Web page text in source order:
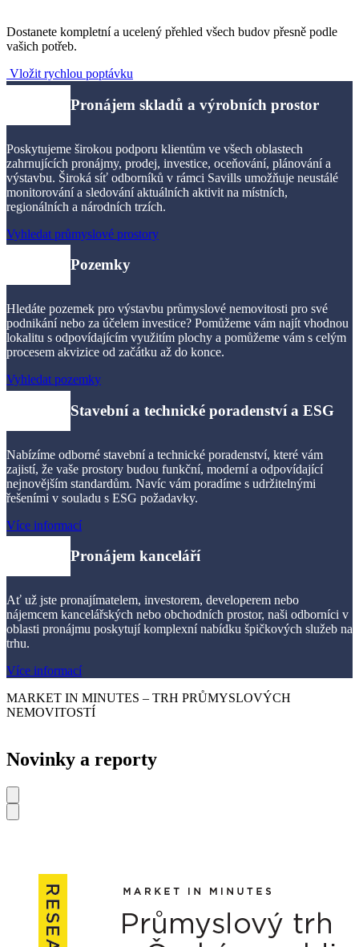
Dostanete kompletní a ucelený přehled všech budov přesně podle
vašich potřeb.
Vložit rychlou poptávku
Pronájem skladů a výrobních prostor​
Poskytujeme širokou podporu klientům ve všech oblastech
zahrnujících pronájmy, prodej, investice, oceňování, plánování a
výstavbu. Široká síť odborníků v rámci Savills umožňuje neustálé
monitorování a sledování aktuálních aktivit na místních,
regionálních a národních trzích.
Vyhledat průmyslové prostory
Pozemky
Hledáte pozemek pro výstavbu průmyslové nemovitosti pro své
podnikání nebo za účelem investice? Pomůžeme vám najít vhodnou
lokalitu s odpovídajícím využitím plochy a pomůžeme vám s celým
procesem akvizice od začátku až do konce.
Vyhledat pozemky
Stavební a technické poradenství a ESG
Nabízíme odborné stavební a technické poradenství, které vám
zajistí, že vaše prostory budou funkční, moderní a odpovídající
nejnovějším standardům. Navíc vám poradíme s udržitelnými
řešeními v souladu s ESG požadavky.
Více informací
Pronájem kanceláří
Ať už jste pronajímatelem, investorem, developerem nebo
nájemcem kancelářských nebo obchodních prostor, naši odborníci v
oblasti pronájmu poskytují komplexní nabídku špičkových služeb na
trhu.
Více informací
MARKET IN MINUTES – TRH PRŮMYSLOVÝCH
NEMOVITOSTÍ
Novinky a reporty